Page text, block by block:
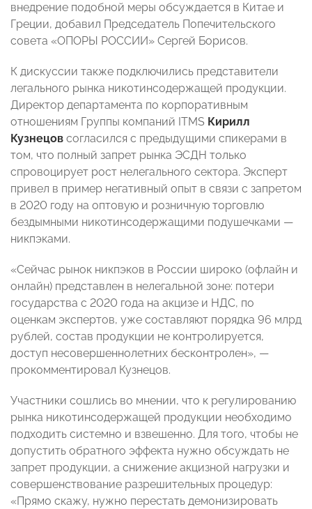
внедрение подобной меры обсуждается в Китае и
Греции, добавил Председатель Попечительского
совета «ОПОРЫ РОССИИ» Сергей Борисов.
К дискуссии также подключились представители
легального рынка никотинсодержащей продукции.
Директор департамента по корпоративным
отношениям Группы компаний ITMS Кирилл
Кузнецов согласился с предыдущими спикерами в
том, что полный запрет рынка ЭСДН только
спровоцирует рост нелегального сектора. Эксперт
привел в пример негативный опыт в связи с запретом
в 2020 году на оптовую и розничную торговлю
бездымными никотинсодержащими подушечками —
никпэками.
«Сейчас рынок никпэков в России широко (офлайн и
онлайн) представлен в нелегальной зоне: потери
государства c 2020 года на акцизе и НДС, по
оценкам экспертов, уже составляют порядка 96 млрд
рублей, состав продукции не контролируется,
доступ несовершеннолетних бесконтролен», —
прокомментировал Кузнецов.
Участники сошлись во мнении, что к регулированию
рынка никотинсодержащей продукции необходимо
подходить системно и взвешенно. Для того, чтобы не
допустить обратного эффекта нужно обсуждать не
запрет продукции, а снижение акцизной нагрузки и
совершенствование разрешительных процедур:
«Прямо скажу, нужно перестать демонизировать